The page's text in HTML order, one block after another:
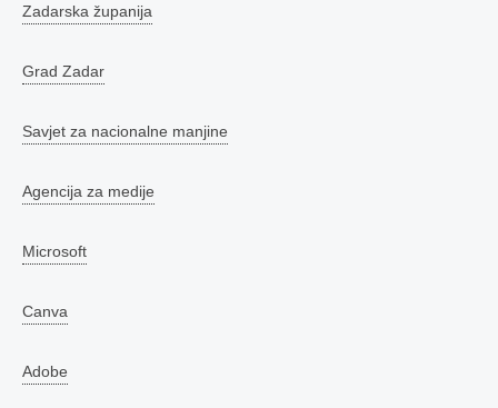
Zadarska županija
Grad Zadar
Savjet za nacionalne manjine
Agencija za medije
Microsoft
Canva
Adobe